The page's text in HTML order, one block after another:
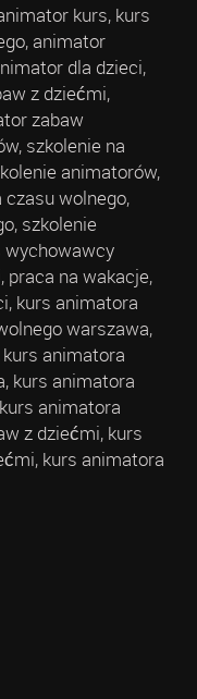
kurs, kurs
animator
dla dzieci,
z dziećmi,
zabaw
szkolenie na
animatorów,
wolnego,
szkolenie
wychowawcy
praca na wakacje,
kurs animatora
warszawa,
animatora
kurs animatora
animatora
z dziećmi, kurs
kurs animatora